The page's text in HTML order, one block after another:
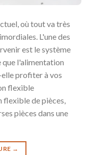
où tout va très
L'une des
est le système
l'alimentation
profiter à vos
flexible
flexible de pièces,
pièces dans une
→